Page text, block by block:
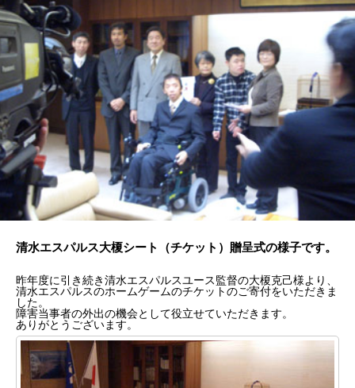
清水エスパルス大榎シート（チケット）贈呈式の様子です。
昨年度に引き続き清水エスパルスユース監督の大榎克己様より、
清水エスパルスのホームゲームのチケットのご寄付をいただきま
した。
障害当事者の外出の機会として役立せていただきます。
ありがとうございます。